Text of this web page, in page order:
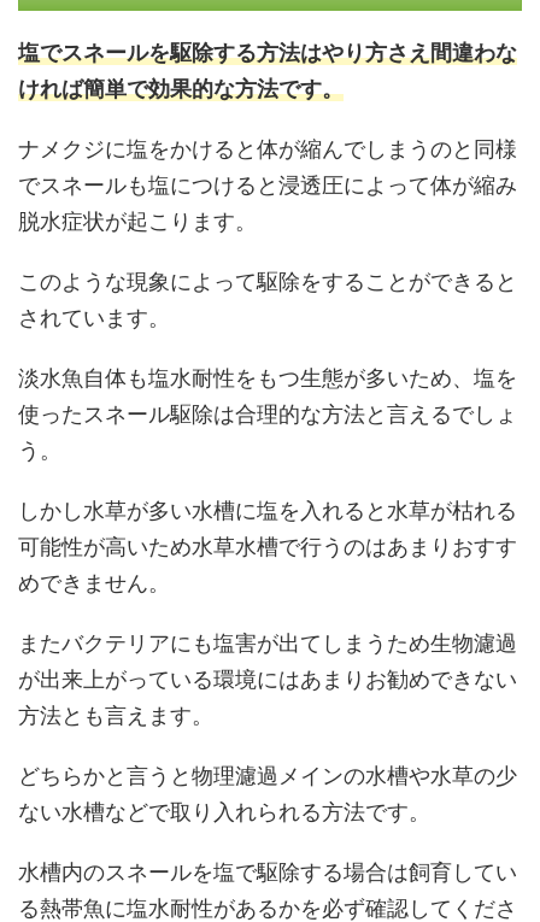
塩でスネールを駆除する方法はやり方さえ間違わな
ければ簡単で効果的な方法です。
ナメクジに塩をかけると体が縮んでしまうのと同様
でスネールも塩につけると浸透圧によって体が縮み
脱水症状が起こります。
このような現象によって駆除をすることができると
されています。
淡水魚自体も塩水耐性をもつ生態が多いため、塩を
使ったスネール駆除は合理的な方法と言えるでしょ
う。
しかし水草が多い水槽に塩を入れると水草が枯れる
可能性が高いため水草水槽で行うのはあまりおすす
めできません。
またバクテリアにも塩害が出てしまうため生物濾過
が出来上がっている環境にはあまりお勧めできない
方法とも言えます。
どちらかと言うと物理濾過メインの水槽や水草の少
ない水槽などで取り入れられる方法です。
水槽内のスネールを塩で駆除する場合は飼育してい
る熱帯魚に塩水耐性があるかを必ず確認してくださ